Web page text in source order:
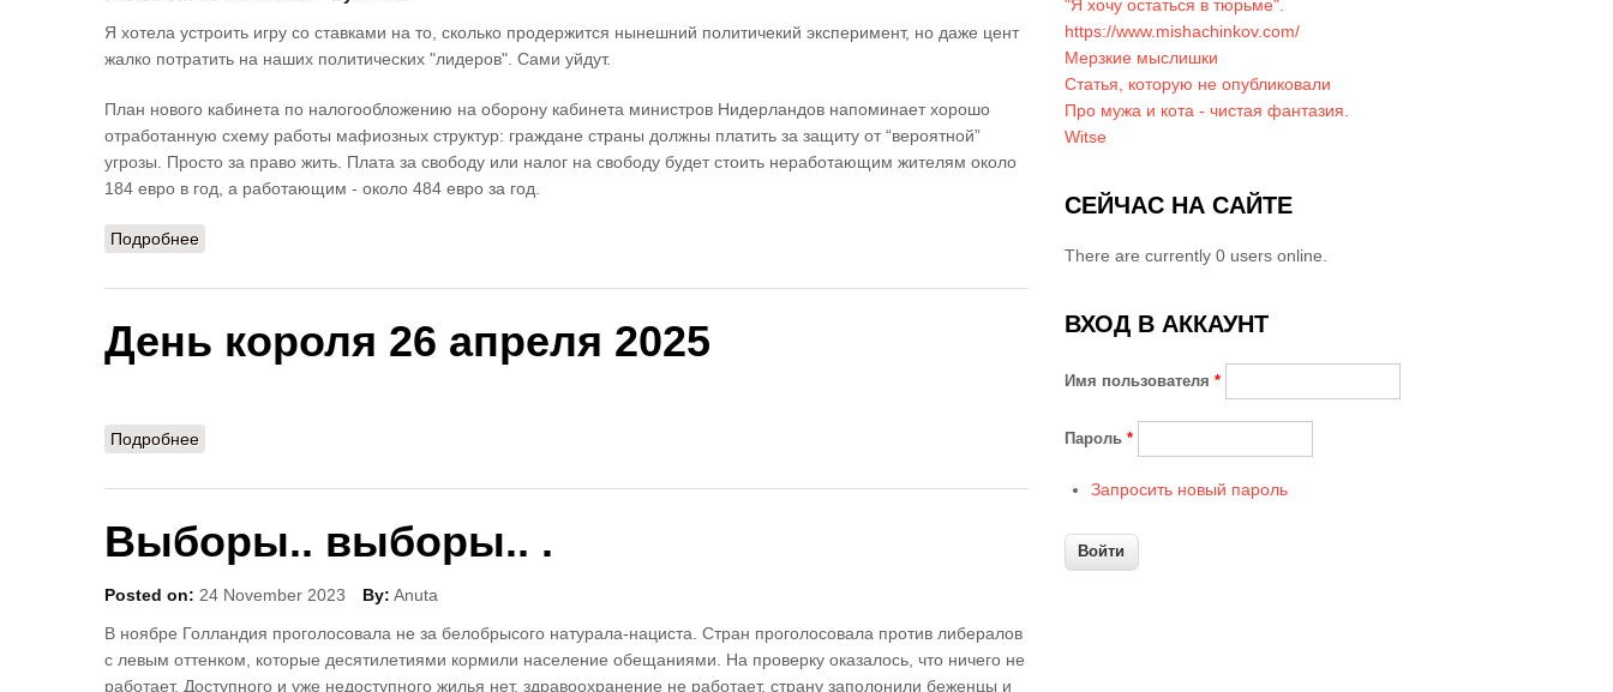
Я хотела устроить игру со ставками на то, сколько продержится нынешний политичекий эксперимент, но даже цент
жалко потратить на наших политических "лидеров". Сами уйдут.
План нового кабинета по налогообложению на оборону кабинета министров Нидерландов напоминает хорошо
отработанную схему работы мафиозных структур: граждане страны должны платить за защиту от “вероятной”
угрозы. Просто за право жить. Плата за свободу или налог на свободу будет стоить неработающим жителям около
184 евро в год, а работающим - около 484 евро за год.
Подробнее
День короля 26 апреля 2025
Подробнее
Выборы.. выборы.. .
Posted on: 24 November 2023 By: Anuta
В ноябре Голландия проголосовала не за белобрысого натурала-нациста. Стран проголосовала против либералов
с левым оттенком, которые десятилетиями кормили население обещаниями. На проверку оказалось, что ничего не
работает. Доступного и уже недоступного жилья нет, здравоохранение не работает, страну заполонили беженцы и
"Я хочу остаться в тюрьме".
https://www.mishachinkov.com/
Мерзкие мыслишки
Статья, которую не опубликовали
Про мужа и кота - чистая фантазия.
Witse
СЕЙЧАС НА САЙТЕ
There are currently 0 users online.
ВХОД В АККАУНТ
Имя пользователя *
Пароль *
Запросить новый пароль